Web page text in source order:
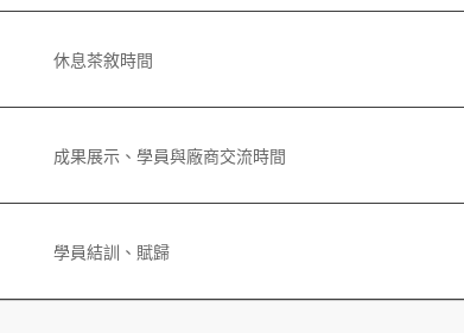
休息茶敘時間
成果展示、學員與廠商交流時間
學員結訓、賦歸